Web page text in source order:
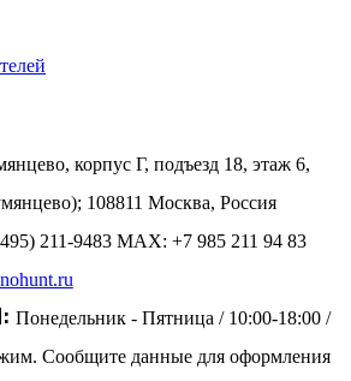
корпус Г, подъезд 18, этаж 6,
108811 Москва, Россия
211-9483 MAX: +7 985 211 94 83
Понедельник - Пятница / 10:00-18:00 /
Сообщите данные для оформления